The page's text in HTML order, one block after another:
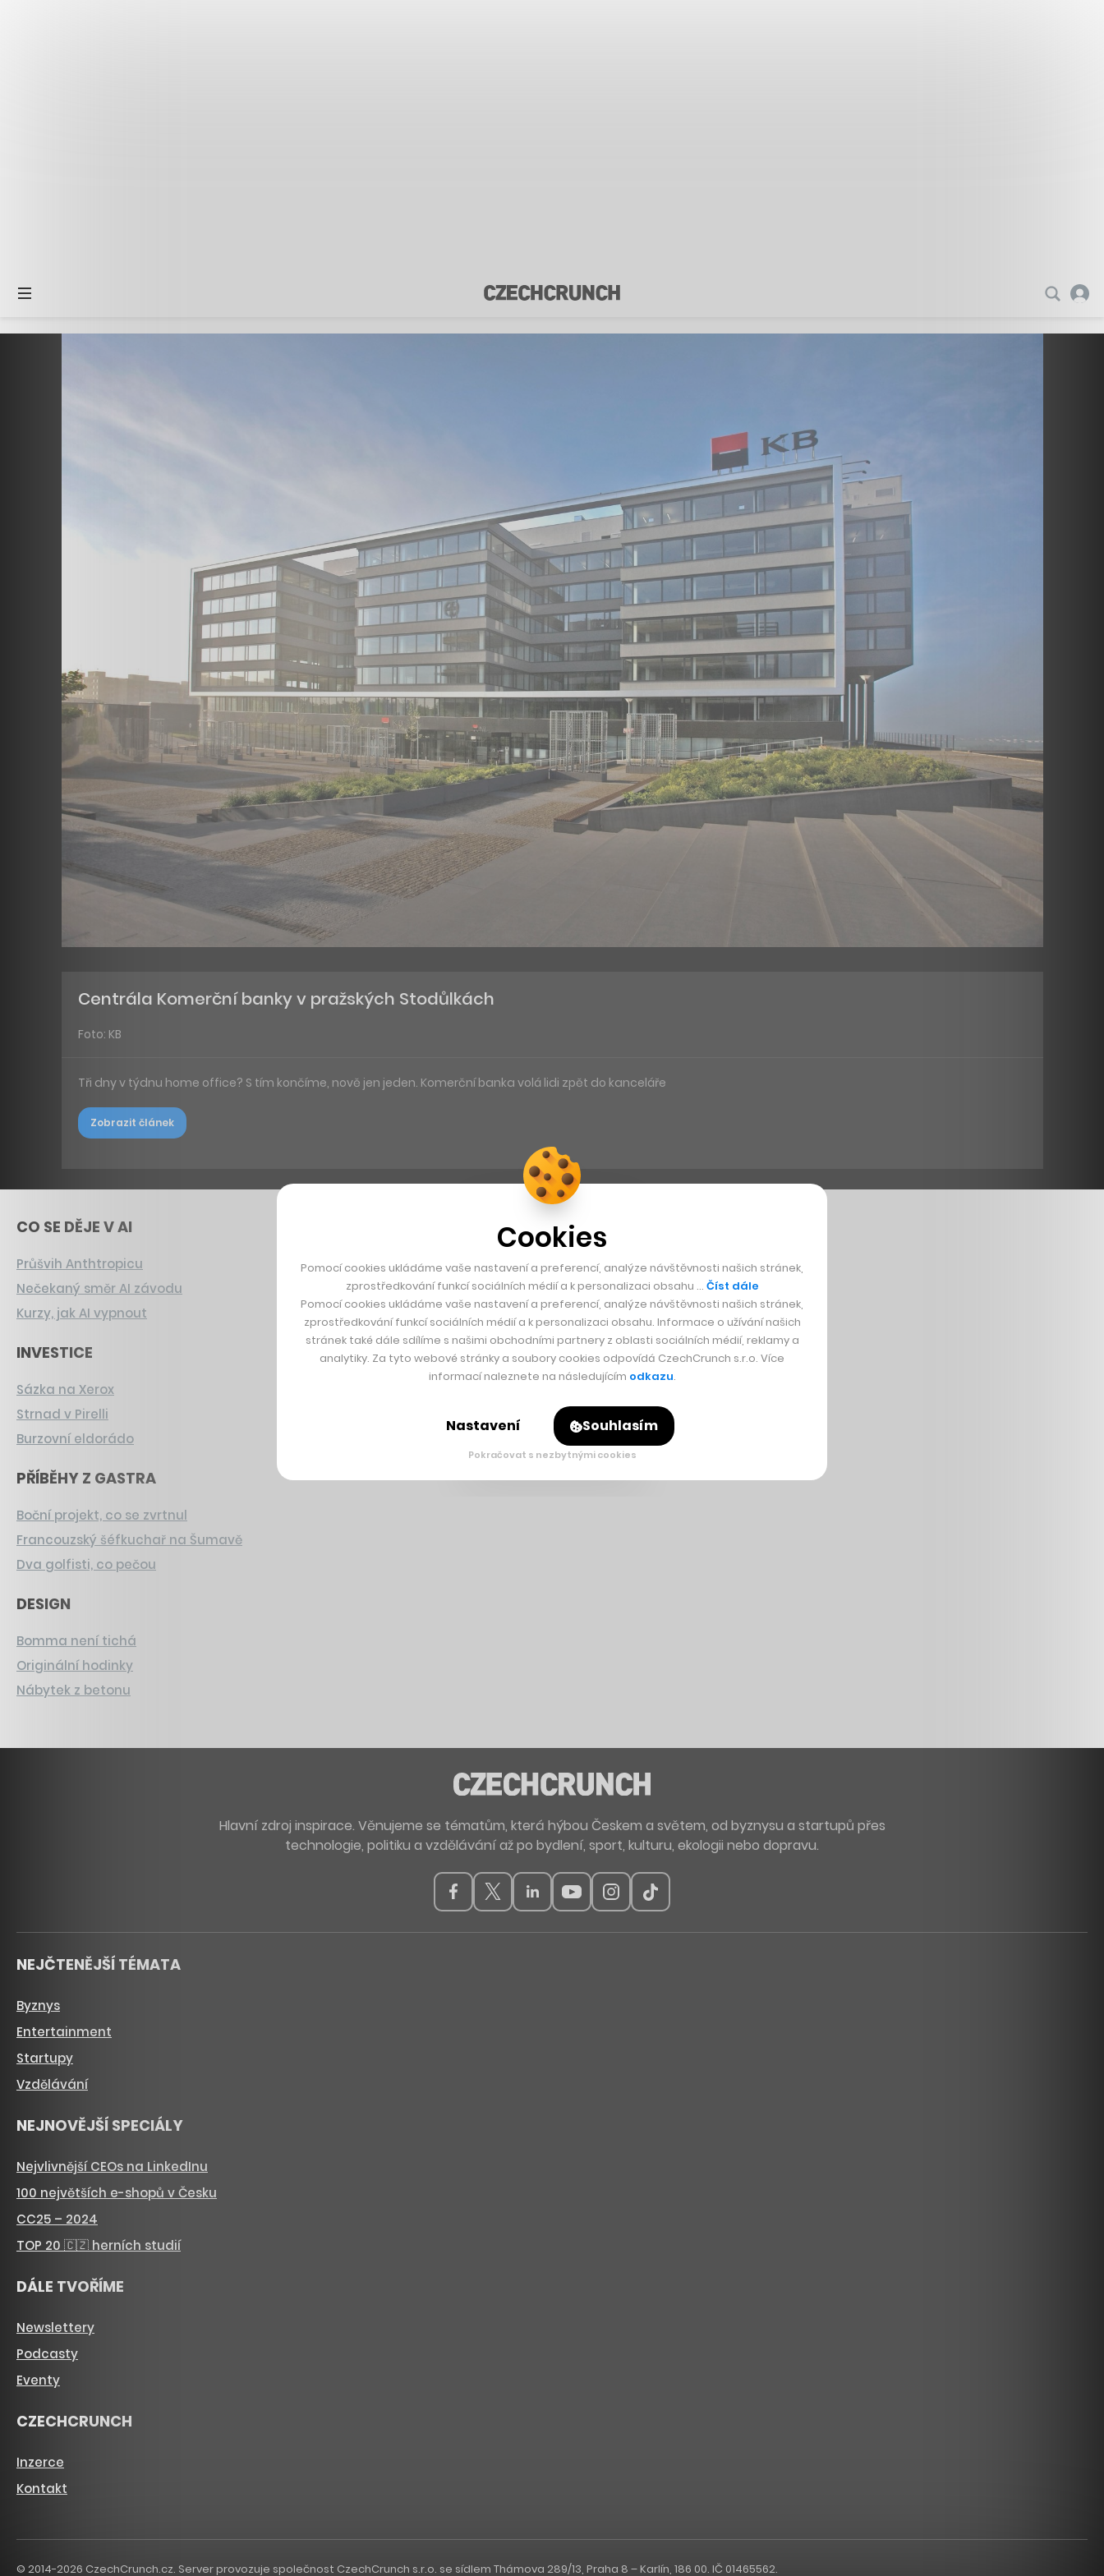
Centrála Komerční banky v pražských Stodůlkách
Foto: KB
Tři dny v týdnu home office? S tím končíme, nově jen jeden. Komerční banka volá lidi zpět do kanceláře
Zobrazit článek
CO SE DĚJE V AI
Průšvih Anthtropicu
Nečekaný směr AI závodu
Kurzy, jak AI vypnout
INVESTICE
Sázka na Xerox
Strnad v Pirelli
Burzovní eldorádo
PŘÍBĚHY Z GASTRA
Boční projekt, co se zvrtnul
Francouzský šéfkuchař na Šumavě
Dva golfisti, co pečou
DESIGN
Bomma není tichá
Originální hodinky
Nábytek z betonu
Hlavní zdroj inspirace. Věnujeme se tématům, která hýbou Českem a světem, od byznysu a startupů přes
technologie, politiku a vzdělávání až po bydlení, sport, kulturu, ekologii nebo dopravu.
NEJČTENĚJŠÍ TÉMATA
Byznys
Entertainment
Startupy
Vzdělávání
NEJNOVĚJŠÍ SPECIÁLY
Nejvlivnější CEOs na LinkedInu
100 největších e-shopů v Česku
CC25 – 2024
TOP 20 🇨🇿 herních studií
DÁLE TVOŘÍME
Newslettery
Podcasty
Eventy
CZECHCRUNCH
Inzerce
Kontakt
© 2014-2026 CzechCrunch.cz. Server provozuje společnost CzechCrunch s.r.o. se sídlem Thámova 289/13, Praha 8 – Karlín, 186 00. IČ 01465562.
Cookies
Pomocí cookies ukládáme vaše nastavení a preferencí, analýze návštěvnosti našich stránek,
zprostředkování funkcí sociálních médií a k personalizaci obsahu … Číst dále
Pomocí cookies ukládáme vaše nastavení a preferencí, analýze návštěvnosti našich stránek,
zprostředkování funkcí sociálních médií a k personalizaci obsahu. Informace o užívání našich
stránek také dále sdílíme s našimi obchodními partnery z oblasti sociálních médií, reklamy a
analytiky. Za tyto webové stránky a soubory cookies odpovídá CzechCrunch s.r.o. Více
informací naleznete na následujícím odkazu.
Nastavení Souhlasím
Pokračovat s nezbytnými cookies